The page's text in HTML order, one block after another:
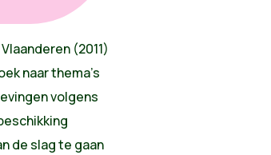
(2011)
naar thema’s
volgens
de slag te gaan